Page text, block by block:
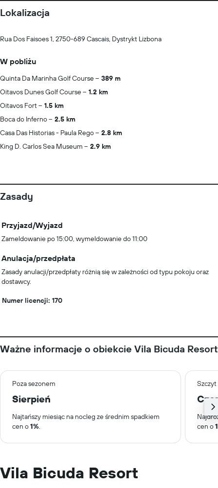
Lokalizacja
Rua Dos Faisoes 1, 2750-689 Cascais, Dystrykt Lizbona
W pobliżu
Quinta Da Marinha Golf Course
389 m
Oitavos Dunes Golf Course
1.2 km
Oitavos Fort
1.5 km
Boca do Inferno
2.5 km
Casa Das Historias - Paula Rego
2.8 km
King D. Carlos Sea Museum
2.9 km
Zasady
Przyjazd/Wyjazd
Zameldowanie po 15:00, wymeldowanie do 11:00
Anulacja/przedpłata
Zasady anulacji/przedpłaty różnią się w zależności od typu pokoju oraz
dostawcy.
Numer licencji: 170
Ważne informacje o obiekcie Vila Bicuda Resort
Poza sezonem
Sierpień
Najtańszy miesiąc na nocleg ze średnim spadkiem
cen o1%.
cen o
Vila Bicuda Resort